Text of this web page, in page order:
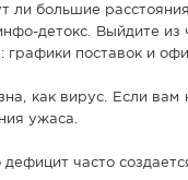
ли большие
детокс. Выйдите
графики поставок и
как вирус. Если
ужаса.
дефицит часто